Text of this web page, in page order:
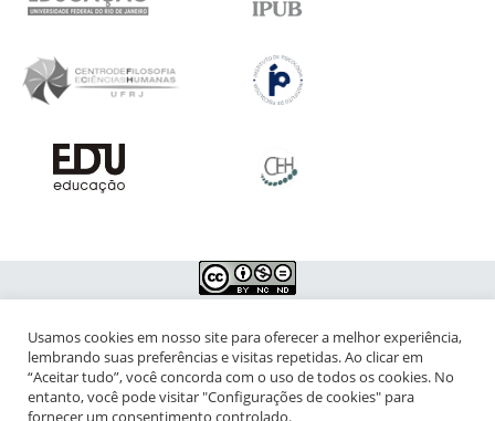
NIPIAC – Núcleo Interdisciplinar de Pesquisa para a Infância e
Adolescência Contemporâneas
Universidade Federal do Rio de Janeiro - Campus da Praia Vermelha
Usamos cookies em nosso site para oferecer a melhor experiência,
lembrando suas preferências e visitas repetidas. Ao clicar em
“Aceitar tudo”, você concorda com o uso de todos os cookies. No
entanto, você pode visitar "Configurações de cookies" para
fornecer um consentimento controlado.